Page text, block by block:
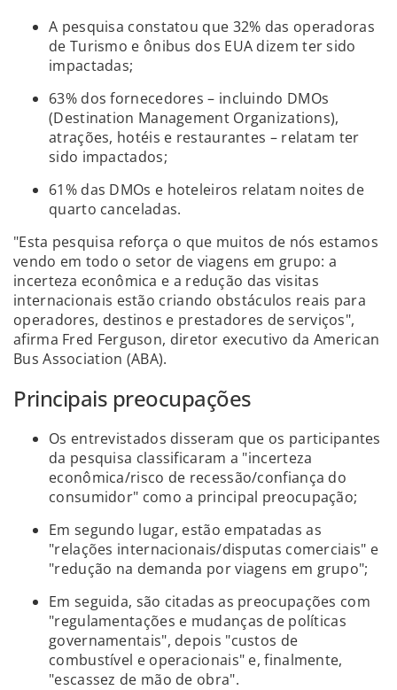
A pesquisa constatou que 32% das operadoras
de Turismo e ônibus dos EUA dizem ter sido
impactadas;
63% dos fornecedores – incluindo DMOs
(Destination Management Organizations),
atrações, hotéis e restaurantes – relatam ter
sido impactados;
61% das DMOs e hoteleiros relatam noites de
quarto canceladas.
"Esta pesquisa reforça o que muitos de nós estamos
vendo em todo o setor de viagens em grupo: a
incerteza econômica e a redução das visitas
internacionais estão criando obstáculos reais para
operadores, destinos e prestadores de serviços",
afirma Fred Ferguson, diretor executivo da American
Bus Association (ABA).
Principais preocupações
Os entrevistados disseram que os participantes
da pesquisa classificaram a "incerteza
econômica/risco de recessão/confiança do
consumidor" como a principal preocupação;
Em segundo lugar, estão empatadas as
"relações internacionais/disputas comerciais" e
"redução na demanda por viagens em grupo";
Em seguida, são citadas as preocupações com
"regulamentações e mudanças de políticas
governamentais", depois "custos de
combustível e operacionais" e, finalmente,
"escassez de mão de obra".